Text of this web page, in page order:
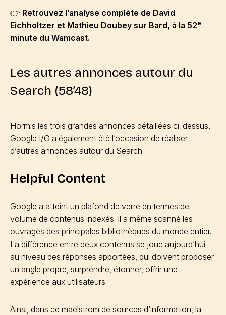
👉 Retrouvez l’analyse complète de David
Eichholtzer et Mathieu Doubey sur Bard, à la 52e
minute du Wamcast.
Les autres annonces autour du
Search (58’48)
Hormis les trois grandes annonces détaillées ci-dessus,
Google I/O a également été l’occasion de réaliser
d’autres annonces autour du Search.
Helpful Content
Google a atteint un plafond de verre en termes de
volume de contenus indexés. Il a même scanné les
ouvrages des principales bibliothèques du monde entier.
La différence entre deux contenus se joue aujourd’hui
au niveau des réponses apportées, qui doivent proposer
un angle propre, surprendre, étonner, offrir une
expérience aux utilisateurs.
Ainsi, dans ce maelstrom de sources d’information, la